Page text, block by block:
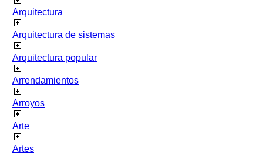
Arquitectura
Arquitectura de sistemas
Arquitectura popular
Arrendamientos
Arroyos
Arte
Artes